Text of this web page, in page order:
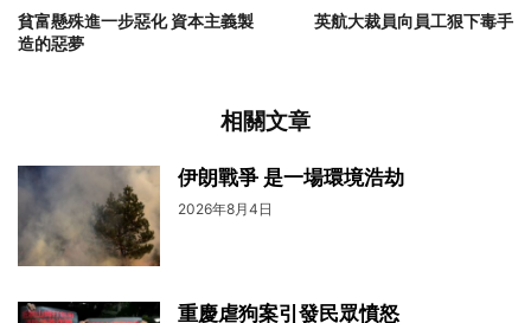
貧富懸殊進一步惡化 資本主義製
造的惡夢
英航大裁員向員工狠下毒手
相關文章
伊朗戰爭 是一場環境浩劫
2026年8月4日
重慶虐狗案引發民眾憤怒